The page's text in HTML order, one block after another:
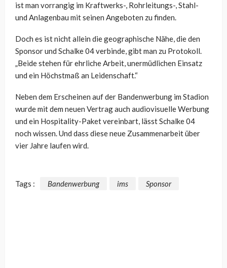
ist man vorrangig im Kraftwerks-, Rohrleitungs-, Stahl-
und Anlagenbau mit seinen Angeboten zu finden.
Doch es ist nicht allein die geographische Nähe, die den
Sponsor und Schalke 04 verbinde, gibt man zu Protokoll.
„Beide stehen für ehrliche Arbeit, unermüdlichen Einsatz
und ein Höchstmaß an Leidenschaft.“
Neben dem Erscheinen auf der Bandenwerbung im Stadion
wurde mit dem neuen Vertrag auch audiovisuelle Werbung
und ein Hospitality-Paket vereinbart, lässt Schalke 04
noch wissen. Und dass diese neue Zusammenarbeit über
vier Jahre laufen wird.
Tags : Bandenwerbung ims Sponsor